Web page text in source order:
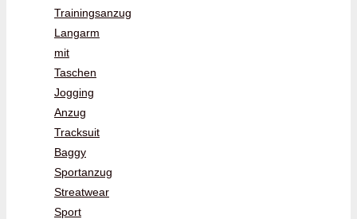
Trainingsanzug
Langarm
mit
Taschen
Jogging
Anzug
Tracksuit
Baggy
Sportanzug
Streatwear
Sport